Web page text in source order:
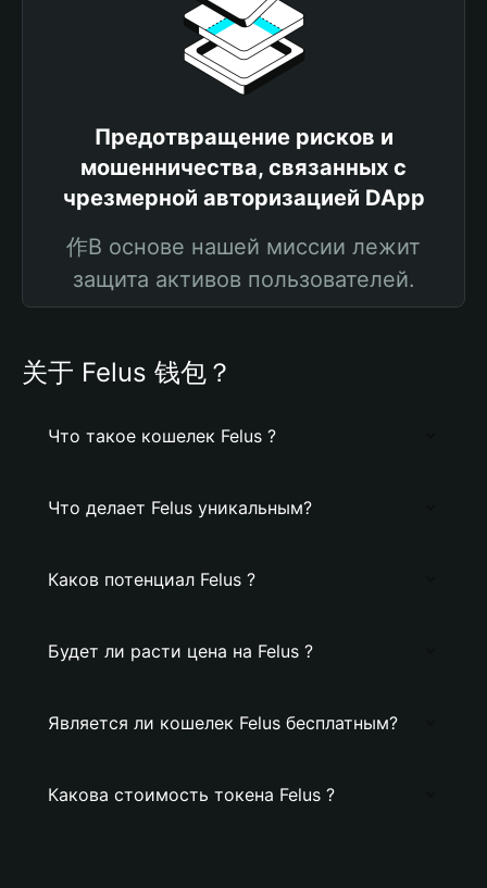
Предотвращение рисков и
мошенничества, связанных с
чрезмерной авторизацией DApp
作В основе нашей миссии лежит
защита активов пользователей.
关于 Felus 钱包？
Что такое кошелек Felus ?
Что делает Felus уникальным?
Каков потенциал Felus ?
Будет ли расти цена на Felus ?
Является ли кошелек Felus бесплатным?
Какова стоимость токена Felus ?